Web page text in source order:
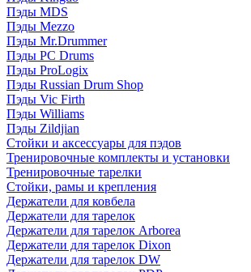
Пэды MDS
Пэды Mezzo
Пэды Mr.Drummer
Пэды PC Drums
Пэды ProLogix
Пэды Russian Drum Shop
Пэды Vic Firth
Пэды Williams
Пэды Zildjian
Стойки и аксессуары для пэдов
Тренировочные комплекты и установки
Тренировочные тарелки
Стойки, рамы и крепления
Держатели для ковбела
Держатели для тарелок
Держатели для тарелок Arborea
Держатели для тарелок Dixon
Держатели для тарелок DW